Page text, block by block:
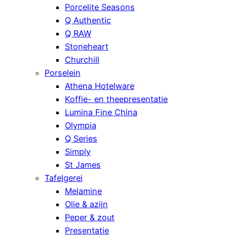
Porcelite Seasons
Q Authentic
Q RAW
Stoneheart
Churchill
Porselein
Athena Hotelware
Koffie- en theepresentatie
Lumina Fine China
Olympia
Q Series
Simply
St James
Tafelgerei
Melamine
Olie & azijn
Peper & zout
Presentatie